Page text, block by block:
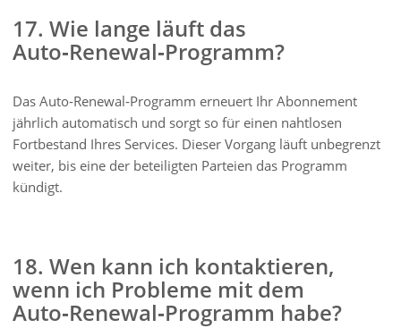
17. Wie lange läuft das
Auto‑Renewal‑Programm?
Das Auto‑Renewal‑Programm erneuert Ihr Abonnement
jährlich automatisch und sorgt so für einen nahtlosen
Fortbestand Ihres Services. Dieser Vorgang läuft unbegrenzt
weiter, bis eine der beteiligten Parteien das Programm
kündigt.
18. Wen kann ich kontaktieren,
wenn ich Probleme mit dem
Auto‑Renewal‑Programm habe?